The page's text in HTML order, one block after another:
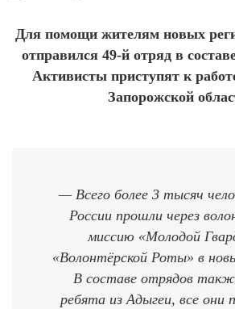
Для помощи жителям новых
отправился 49-й отряд в
Активисты приступят к
Запорожской
— Всего более 3 тысяч
России прошли через
миссию «Молодой
«Волонтёрской Роты» в
В составе отрядов
ребята из Адыгеи, все они